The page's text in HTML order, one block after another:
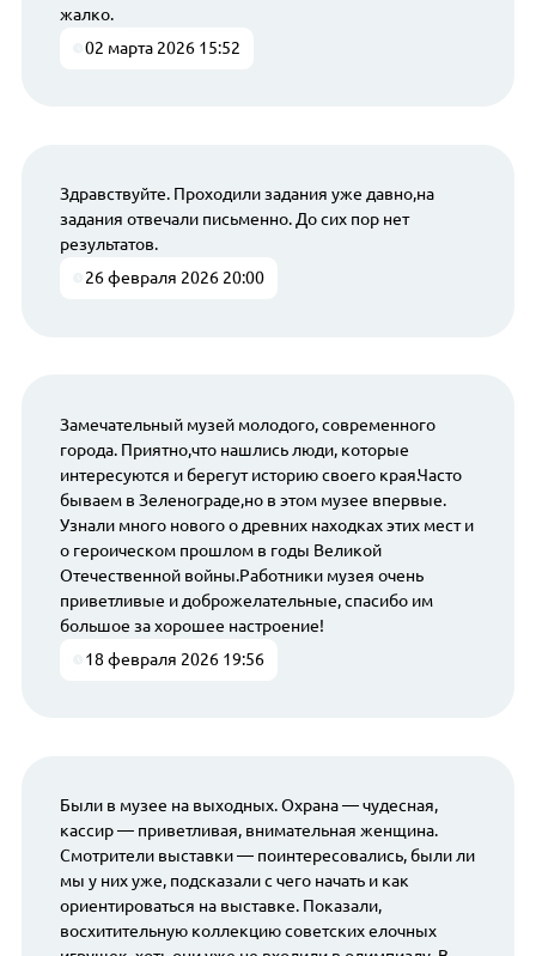
жалко.
02 марта 2026 15:52
Здравствуйте. Проходили задания уже давно,на
задания отвечали письменно. До сих пор нет
результатов.
26 февраля 2026 20:00
Замечательный музей молодого, современного
города. Приятно,что нашлись люди, которые
интересуются и берегут историю своего края.Часто
бываем в Зеленограде,но в этом музее впервые.
Узнали много нового о древних находках этих мест и
о героическом прошлом в годы Великой
Отечественной войны.Работники музея очень
приветливые и доброжелательные, спасибо им
большое за хорошее настроение!
18 февраля 2026 19:56
Были в музее на выходных. Охрана — чудесная,
кассир — приветливая, внимательная женщина.
Смотрители выставки — поинтересовались, были ли
мы у них уже, подсказали с чего начать и как
ориентироваться на выставке. Показали,
восхитительную коллекцию советских елочных